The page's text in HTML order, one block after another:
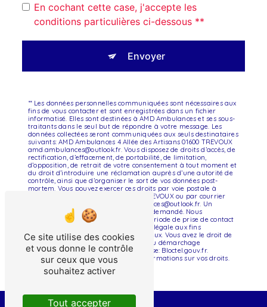
En cochant cette case, j'accepte les
conditions particulières ci-dessous **
Envoyer
** Les données personnelles communiquées sont nécessaires aux
fins de vous contacter et sont enregistrées dans un fichier
informatisé. Elles sont destinées à AMD Ambulances et ses sous-
traitants dans le seul but de répondre à votre message. Les
données collectées seront communiquées aux seuls destinataires
suivants: AMD Ambulances 4 Allée des Artisans 01600 TREVOUX
amd.ambulances@outlook.fr. Vous disposez de droits d’accès, de
rectification, d’effacement, de portabilité, de limitation,
d’opposition, de retrait de votre consentement à tout moment et
du droit d’introduire une réclamation auprès d’une autorité de
contrôle, ainsi que d’organiser le sort de vos données post-
mortem. Vous pouvez exercer ces droits par voie postale à
l'adresse 4 Allée des Artisans 01600 TREVOUX ou par courrier
électronique à l'adresse amd.ambulances@outlook.fr. Un
justificatif d'identité pourra vous être demandé. Nous
conservons vos données pendant la période de prise de contact
puis pendant la durée de prescription légale aux fins
probatoires et de gestion des contentieux. Vous avez le droit de
vous inscrire sur la liste d'opposition au démarchage
téléphonique, disponible à cette adresse:
Bloctel.gouv.fr.
Consultez le site cnil.fr pour plus d’informations sur vos droits.
Ce site utilise des cookies
et vous donne le contrôle
sur ceux que vous
souhaitez activer
Tout accepter